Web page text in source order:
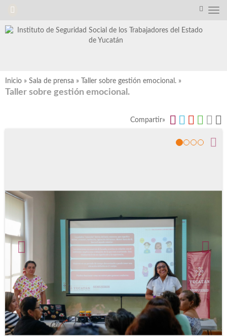
Inicio » Sala de prensa » Taller sobre gestión emocional. »
Taller sobre gestión emocional.
Compartir»